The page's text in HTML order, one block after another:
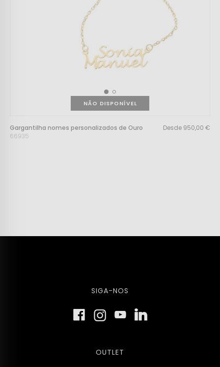
NÃO DISPONÍVEL
Gargantilha nomes personalizados de Ouro
66935
Desde 950,00 €
SIGA-NOS
OUTLET